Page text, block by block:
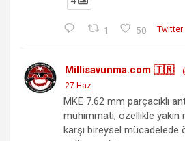
1 50 Twitter
Millisavunma.com 🇹🇷
27 Haz
MKE 7.62 mm parçacıklı
mühimmatı, özellikle
karşı bireysel mücadelede